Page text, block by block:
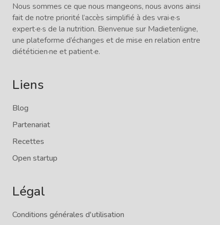
Nous sommes ce que nous mangeons, nous avons ainsi
fait de notre priorité l’accès simplifié à des vrai·e·s
expert·e·s de la nutrition. Bienvenue sur Madietenligne,
une plateforme d’échanges et de mise en relation entre
diététicien·ne et patient·e.
Liens
Blog
Partenariat
Recettes
Open startup
Légal
Conditions générales d'utilisation